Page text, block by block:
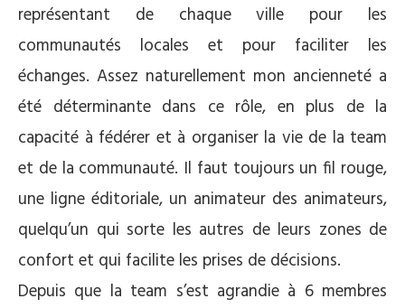
représentant de chaque ville pour les
communautés locales et pour faciliter les
échanges. Assez naturellement mon ancienneté a
été déterminante dans ce rôle, en plus de la
capacité à fédérer et à organiser la vie de la team
et de la communauté. Il faut toujours un fil rouge,
une ligne éditoriale, un animateur des animateurs,
quelqu’un qui sorte les autres de leurs zones de
confort et qui facilite les prises de décisions.
Depuis que la team s’est agrandie à 6 membres